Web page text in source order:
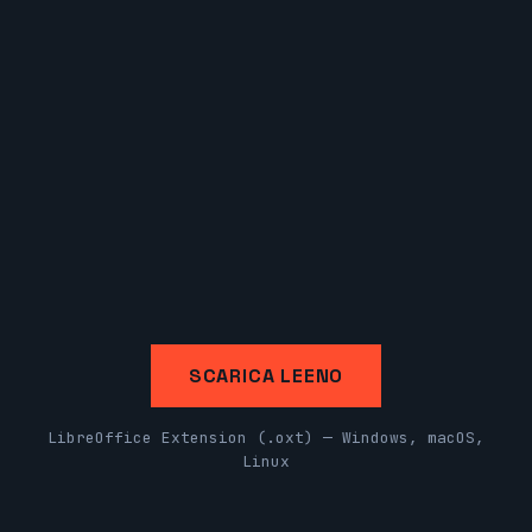
SCARICA LEENO
LibreOffice Extension (.oxt) — Windows, macOS,
Linux